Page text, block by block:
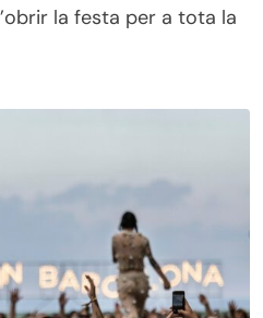
la festa per a tota la